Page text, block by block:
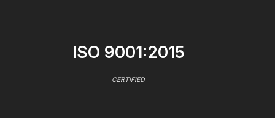
ISO 9001:2015
CERTIFIED